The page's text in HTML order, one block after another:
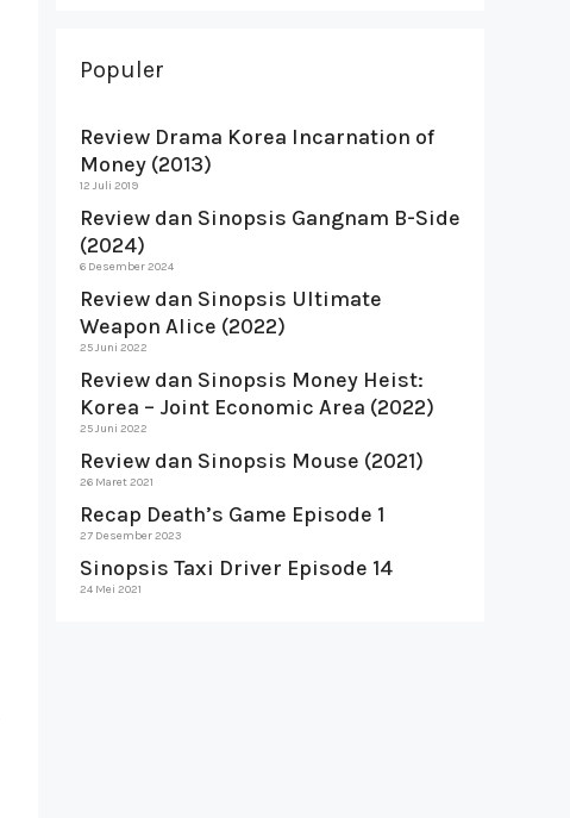
Populer
Review Drama Korea Incarnation of
Money (2013)
12 Juli 2019
Review dan Sinopsis Gangnam B-Side
(2024)
6 Desember 2024
Review dan Sinopsis Ultimate
Weapon Alice (2022)
25 Juni 2022
Review dan Sinopsis Money Heist:
Korea – Joint Economic Area (2022)
25 Juni 2022
Review dan Sinopsis Mouse (2021)
26 Maret 2021
Recap Death’s Game Episode 1
27 Desember 2023
Sinopsis Taxi Driver Episode 14
24 Mei 2021